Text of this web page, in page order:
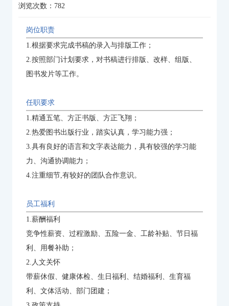
浏览次数： 782
岗位职责
1.根据要求完成书稿的录入与排版工作；
2.按照部门计划要求，对书稿进行排版、改样、组版、
图书发片等工作。
任职要求
1.精通五笔、方正书版、方正飞翔；
2.热爱图书出版行业，踏实认真，学习能力强；
3.具有良好的语言和文字表达能力，具有较强的学习能
力、沟通协调能力；
4.注重细节,有较好的团队合作意识。
员工福利
1.薪酬福利
竞争性薪资、过程激励、五险一金、工龄补贴、节日福
利、用餐补助；
2.人文关怀
带薪休假、健康体检、生日福利、结婚福利、生育福
利、文体活动、部门团建；